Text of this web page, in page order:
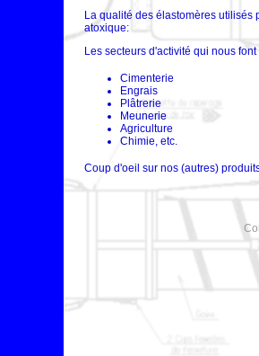
La qualité des élastomères utilisés
atoxique:
Les secteurs d'activité qui nous
Cimenterie
Engrais
Plâtrerie
Meunerie
Agriculture
Chimie, etc.
Coup d'oeil sur nos (autres)